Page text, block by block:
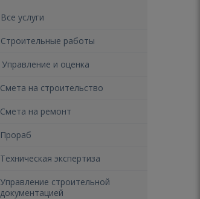
Все услуги
Строительные работы
Управление и оценка
Смета на строительство
Смета на ремонт
Прораб
Техническая экспертиза
Управление строительной
документацией